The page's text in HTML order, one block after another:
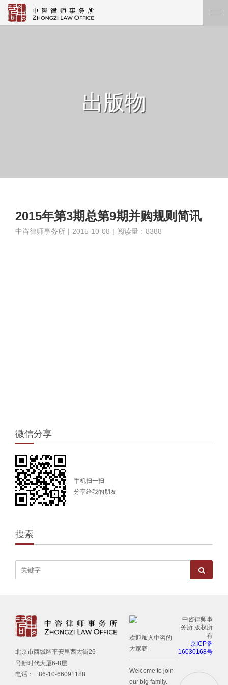
出版物
2015年第3期总第9期并购规则简讯
中咨律师事务所 | 2015-10-08 | 阅读量：8388
微信分享
手机扫一扫
分享给我的朋友
搜索
北京市西城区平安里西大街26
号新时代大厦6-8层
电话： +86-10-66091188
欢迎加入中咨的
大家庭
Welcome to join
our big family.
中咨律师事
务所 版权所
有
京ICP备
16030168号